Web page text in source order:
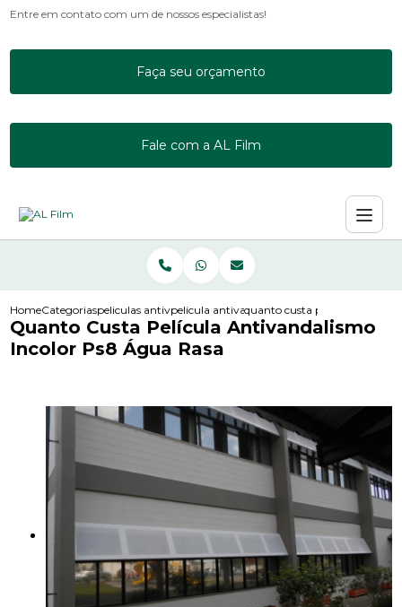
Entre em contato com um de nossos especialistas!
Faça seu orçamento
Fale com a AL Film
HomeCategoriaspeliculas antivandalismopelicula antivandalismo g20
quanto custa pelicula
Quanto Custa Película Antivandalismo
Incolor Ps8 Água Rasa